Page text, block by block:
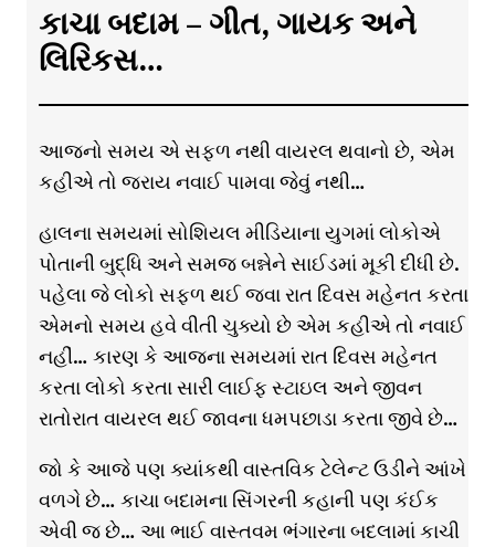
કાચા બદામ – ગીત, ગાયક અને
લિરિકસ…
આજનો સમય એ સફળ નથી વાયરલ થવાનો છે, એમ
કહીએ તો જરાય નવાઈ પામવા જેવું નથી…
હાલના સમયમાં સોશિયલ મીડિયાના યુગમાં લોકોએ
પોતાની બુદ્ધિ અને સમજ બન્નેને સાઈડમાં મૂકી દીધી છે.
પહેલા જે લોકો સફળ થઈ જવા રાત દિવસ મહેનત કરતા
એમનો સમય હવે વીતી ચુક્યો છે એમ કહીએ તો નવાઈ
નહીં… કારણ કે આજના સમયમાં રાત દિવસ મહેનત
કરતા લોકો કરતા સારી લાઈફ સ્ટાઇલ અને જીવન
રાતોરાત વાયરલ થઈ જાવના ધમપછાડા કરતા જીવે છે…
જો કે આજે પણ ક્યાંકથી વાસ્તવિક ટેલેન્ટ ઉડીને આંખે
વળગે છે… કાચા બદામના સિંગરની કહાની પણ કંઈક
એવી જ છે… આ ભાઈ વાસ્તવમ ભંગારના બદલામાં કાચી